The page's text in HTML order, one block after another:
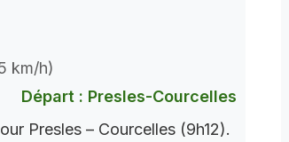
km/h)
Départ : Presles-Courcelles
Presles – Courcelles (9h12).